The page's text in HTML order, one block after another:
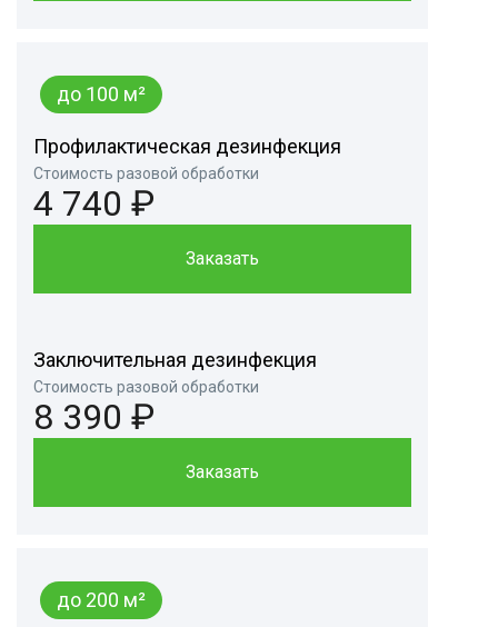
до 100 м²
Профилактическая дезинфекция
Стоимость разовой обработки
4 740 ₽
Заказать
Заключительная дезинфекция
Стоимость разовой обработки
8 390 ₽
Заказать
до 200 м²